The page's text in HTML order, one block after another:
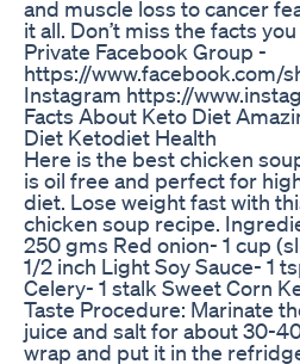
and muscle loss to cancer
it all. Don’t miss the facts
Private Facebook Group -
https://www.facebook.com/
Instagram https://
Facts About Keto Diet
Diet Ketodiet Health
Here is the best chicken
is oil free and perfect for
diet. Lose weight fast with
chicken soup recipe.
250 gms Red onion- 1 cup
1/2 inch Light Soy Sauce- 1
Celery- 1 stalk Sweet Corn
Taste Procedure: Marinate
juice and salt for about 30-
wrap and put it in the